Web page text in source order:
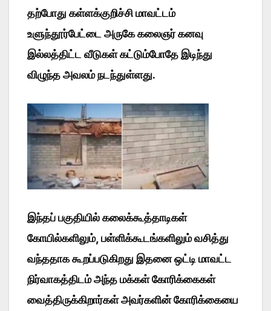
தற்போது கள்ளக்குறிச்சி மாவட்டம்
உளுந்தூர்பேட்டை அருகே கலைஞர் கனவு
இல்லத்திட்ட வீடுகள் கட்டும்போதே இடிந்து
விழுந்த அவலம் நடந்துள்ளது.
இந்தப் பகுதியில் கலைக்கூத்தாடிகள்
கோயில்களிலும், பள்ளிக்கூடங்களிலும் வசித்து
வந்ததாக கூறப்படுகிறது இதனை ஒட்டி மாவட்ட
நிர்வாகத்திடம் அந்த மக்கள் கோரிக்கைகள்
வைத்திருக்கிறார்கள் அவர்களின் கோரிக்கையை